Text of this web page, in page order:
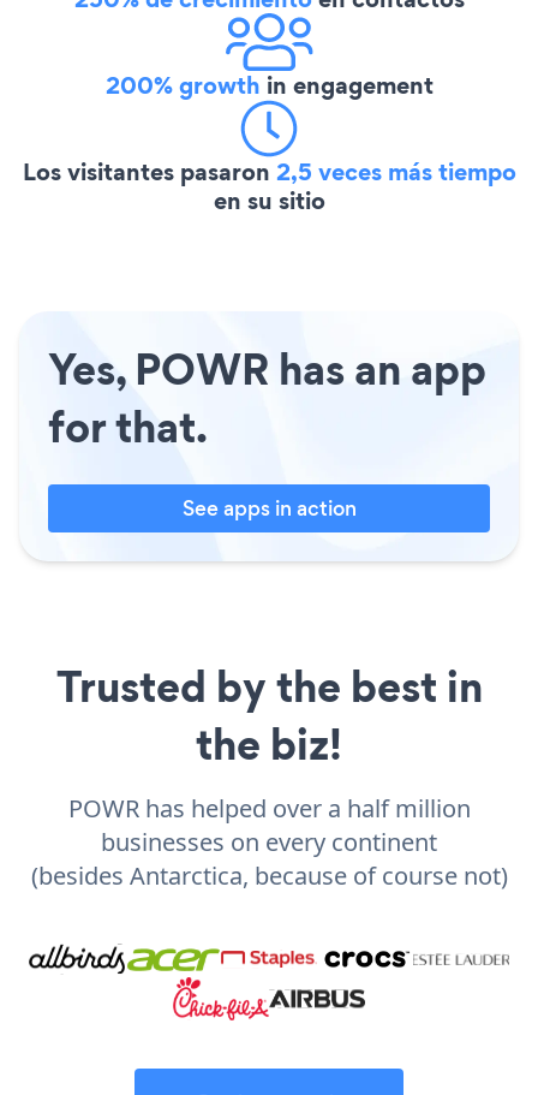
200% growth in engagement
Los visitantes pasaron 2,5 veces más tiempo
en su sitio
Yes, POWR has an app
for that.
See apps in action
Trusted by the best in
the biz!
POWR has helped over a half million
businesses on every continent
(besides Antarctica, because of course not)